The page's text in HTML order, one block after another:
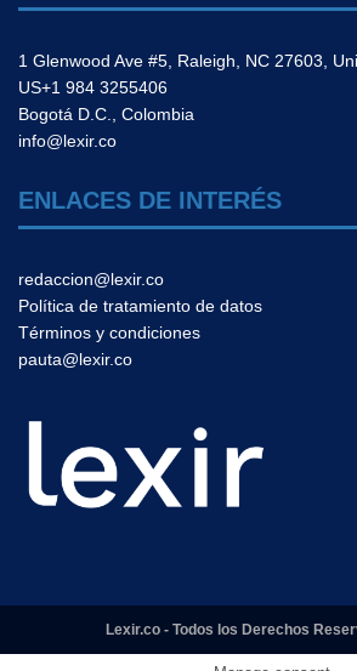
1 Glenwood Ave #5, Raleigh, NC 27603,
US+1 984 3255406
Bogotá D.C., Colombia
info@lexir.co
ENLACES DE INTERÉS
redaccion@lexir.co
Política de tratamiento de datos
Términos y condiciones
pauta@lexir.co
Lexir.co - Todos los Derechos